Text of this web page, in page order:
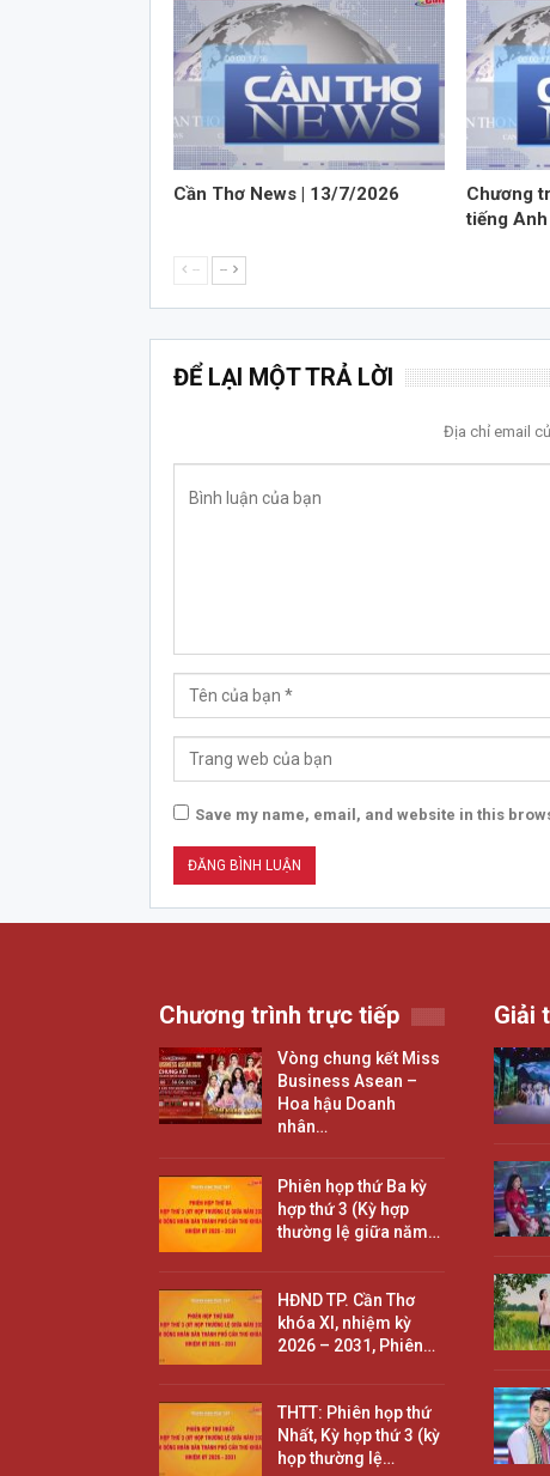
Cần Thơ News | 13/7/2026
Chương
tiếng
-- --
ĐỂ LẠI MỘT TRẢ LỜI
Địa chỉ email
Save my name, email, and website in this
Chương trình trực tiếp
Vòng chung kết Miss
Business Asean –
Hoa hậu Doanh
nhân…
Phiên họp thứ Ba kỳ
hợp thứ 3 (Kỳ hợp
thường lệ giữa năm…
HĐND TP. Cần Thơ
khóa XI, nhiệm kỳ
2026 – 2031, Phiên…
THTT: Phiên họp thứ
Nhất, Kỳ họp thứ 3 (kỳ
họp thường lệ…
Giải